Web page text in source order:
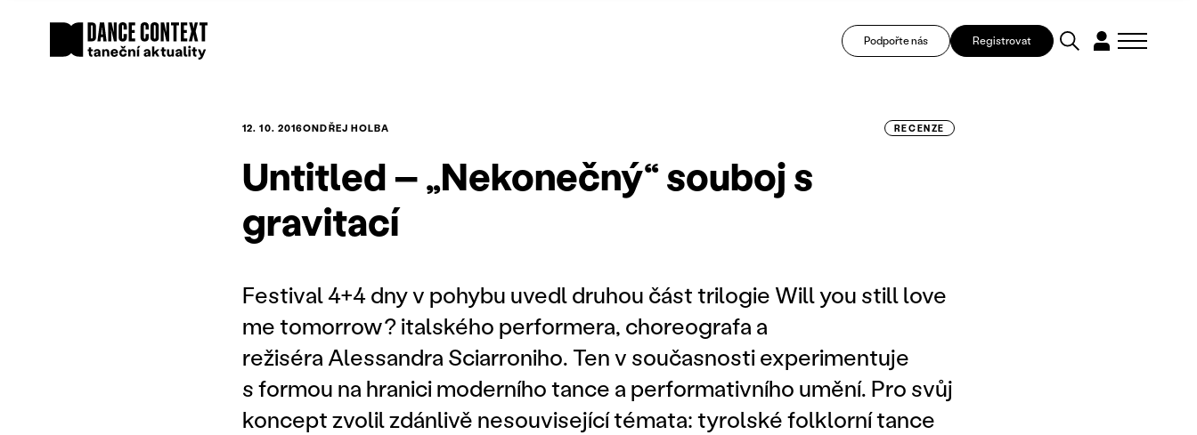
Podpořte nás Registrovat
12. 10. 2016ONDŘEJ HOLBA RECENZE
Untitled – „Nekonečný“ souboj s
gravitací
Festival 4+4 dny v pohybu uvedl druhou část trilogie Will you still love
me tomorrow? italského performera, choreografa a
režiséra Alessandra Sciarroniho. Ten v současnosti experimentuje
s formou na hranici moderního tance a performativního umění. Pro svůj
koncept zvolil zdánlivě nesouvisející témata: tyrolské folklorní tance